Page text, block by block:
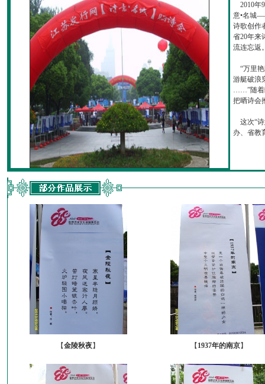
2010年
意•名城
诗歌创作
省20年来
流连忘返
“万里艳
游艇破浪
……”随着
把晒诗会
这次“诗
办、省教
【金陵秋夜】 【 1937年的南京】